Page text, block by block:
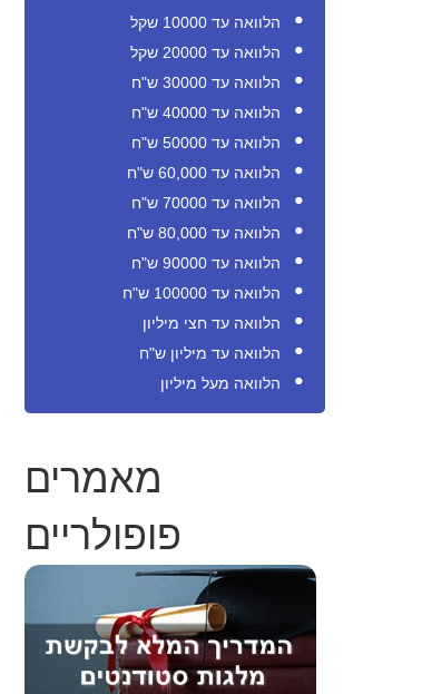
הלוואה עד 10000 שקל
הלוואה עד 20000 שקל
הלוואה עד 30000 ש"ח
הלוואה עד 40000 ש"ח
הלוואה עד 50000 ש"ח
הלוואה עד 60,000 ש"ח
הלוואה עד 70000 ש"ח
הלוואה עד 80,000 ש"ח
הלוואה עד 90000 ש"ח
הלוואה עד 100000 ש"ח
הלוואה עד חצי מיליון
הלוואה עד מיליון ש"ח
הלוואה מעל מיליון
מאמרים
פופולריים